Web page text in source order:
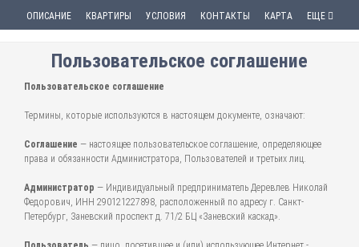
ОПИСАНИЕ КВАРТИРЫ УСЛОВИЯ КОНТАКТЫ КАРТА ЕЩЕ
Пользовательское соглашение
Пользовательское соглашение
Термины, которые используются в настоящем документе, означают:
Соглашение — настоящее пользовательское соглашение, определяющее
права и обязанности Администратора, Пользователей и третьих лиц.
Администратор — Индивидуальный предприниматель Деревлев Николай
Федорович, ИНН 290121227898, расположенный по адресу г. Санкт-
Петербург, Заневский проспект д. 71/2 БЦ «Заневский каскад».